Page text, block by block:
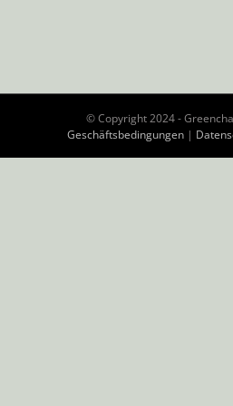
© Copyright 2024 -
Geschäftsbedingungen|